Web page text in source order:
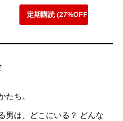
定期購読 (27%OFF)
たち。
男は、どこにいる？ どんな